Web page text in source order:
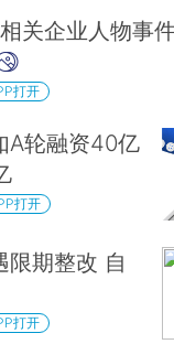
关企业人物事件
打开
A轮融资40亿
打开
限期整改 自
打开